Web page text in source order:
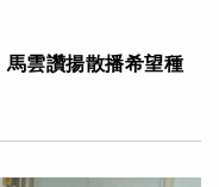
雲讚揚散播希望種